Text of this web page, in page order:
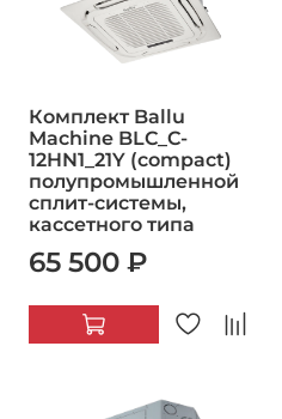
Комплект Ballu
Machine BLC_C-
12HN1_21Y (compact)
полупромышленной
сплит-системы,
кассетного типа
65 500 ₽